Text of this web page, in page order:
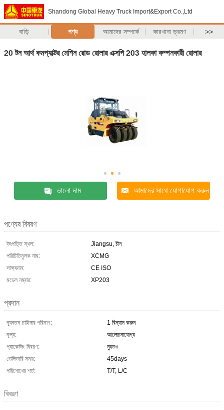
Shandong Global Heavy Truck Import&Export Co.,Ltd
বাড়ি পণ্য আমাদের সম্পর্কে কারখানা ভ্রমণ >>
20 টন আর্থ কমপ্যাক্টর মেশিন রোড রোলার এক্সপি 203 হালকা কম্পনকারী রোলার
ভালো দাম আমাদের সাথে যোগাযোগ করুন
পণ্যের বিবরণ
উৎপত্তি স্থল:
Jiangsu, চীন
পরিচিতিমুলক নাম:
XCMG
সাক্ষ্যদান:
CE ISO
মডেল নম্বার:
XP203
প্রদান
ন্যূনতম চাহিদার পরিমাণ:
1 বিন্যাস করুন
মূল্য:
আলোচনাযোগ্য
প্যাকেজিং বিবরণ:
ন্যুডও
ডেলিভারি সময়:
45days
পরিশোধের শর্ত:
T/T, L/C
বিবরণ